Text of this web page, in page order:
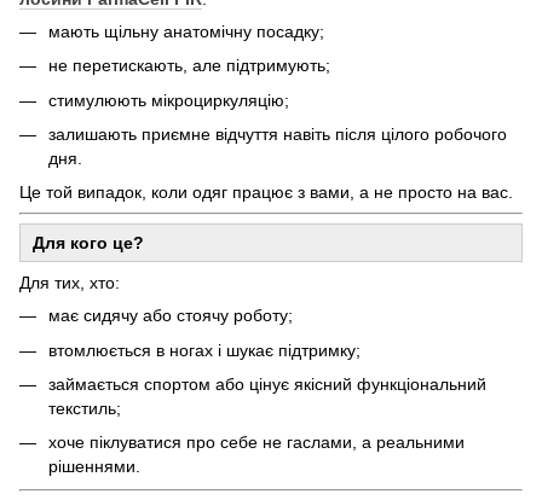
мають щільну анатомічну посадку;
не перетискають, але підтримують;
стимулюють мікроциркуляцію;
залишають приємне відчуття навіть після цілого робочого
дня.
Це той випадок, коли одяг працює з вами, а не просто на вас.
Для кого це?
Для тих, хто:
має сидячу або стоячу роботу;
втомлюється в ногах і шукає підтримку;
займається спортом або цінує якісний функціональний
текстиль;
хоче піклуватися про себе не гаслами, а реальними
рішеннями.